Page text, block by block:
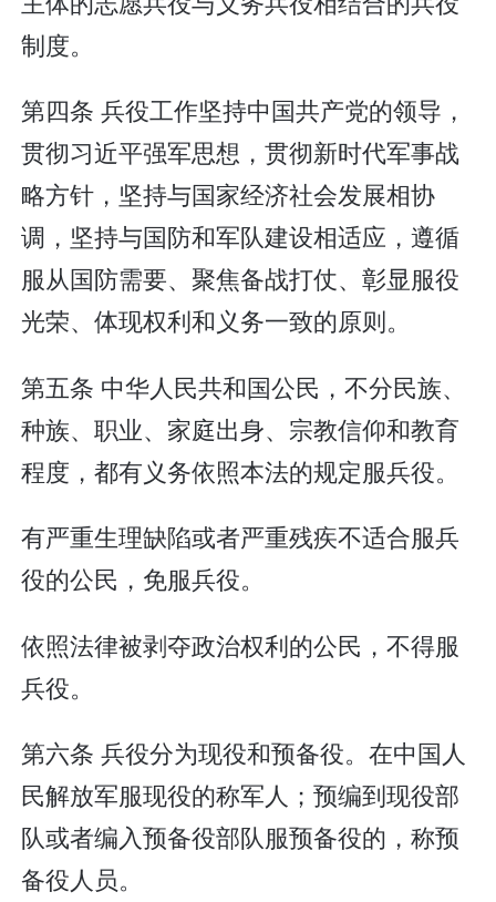
制度。
第四条 兵役工作坚持中国共产党的领导，
贯彻习近平强军思想，贯彻新时代军事战
略方针，坚持与国家经济社会发展相协
调，坚持与国防和军队建设相适应，遵循
服从国防需要、聚焦备战打仗、彰显服役
光荣、体现权利和义务一致的原则。
第五条 中华人民共和国公民，不分民族、
种族、职业、家庭出身、宗教信仰和教育
程度，都有义务依照本法的规定服兵役。
有严重生理缺陷或者严重残疾不适合服兵
役的公民，免服兵役。
依照法律被剥夺政治权利的公民，不得服
兵役。
第六条 兵役分为现役和预备役。在中国人
民解放军服现役的称军人；预编到现役部
队或者编入预备役部队服预备役的，称预
备役人员。